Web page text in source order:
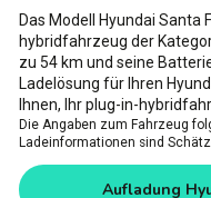
Das Modell Hyundai Santa
hybridfahrzeug der
zu 54 km und seine
Ladelösung für Ihren
Ihnen, Ihr plug-in-
Die Angaben zum Fahrzeug
Ladeinformationen sind
Aufladung